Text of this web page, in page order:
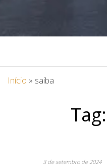
Início » saiba
Tag:
3 de setembro de 2024